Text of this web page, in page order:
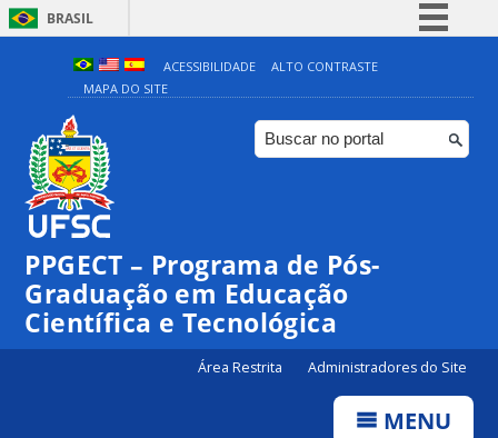
BRASIL
Simplifique!
Comunica BR
Participe
ACESSIBILIDADE
ALTO CONTRASTE
MAPA DO SITE
PPGECT – Programa de Pós-
Graduação em Educação
Científica e Tecnológica
Área Restrita Administradores do Site
MENU